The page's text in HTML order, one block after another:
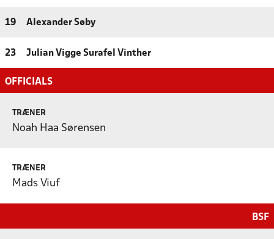
19 Alexander Søby
23 Julian Vigge Surafel Vinther
OFFICIALS
TRÆNER
Noah Haa Sørensen
TRÆNER
Mads Viuf
BSF